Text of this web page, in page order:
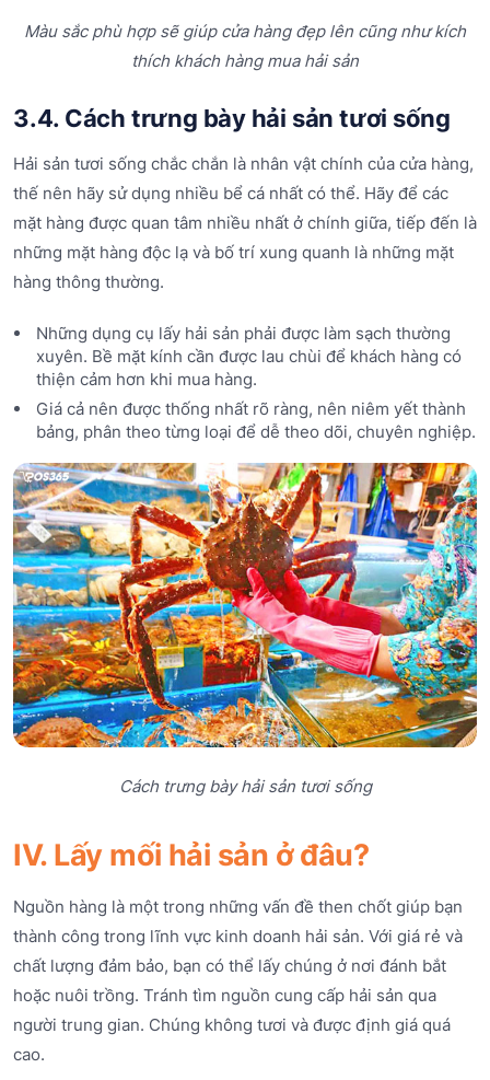
Màu sắc phù hợp sẽ giúp cửa hàng đẹp lên cũng như kích
thích khách hàng mua hải sản
3.4. Cách trưng bày hải sản tươi sống
Hải sản tươi sống chắc chắn là nhân vật chính của cửa hàng,
thế nên hãy sử dụng nhiều bể cá nhất có thể. Hãy để các
mặt hàng được quan tâm nhiều nhất ở chính giữa, tiếp đến là
những mặt hàng độc lạ và bố trí xung quanh là những mặt
hàng thông thường.
Những dụng cụ lấy hải sản phải được làm sạch thường
xuyên. Bề mặt kính cần được lau chùi để khách hàng có
thiện cảm hơn khi mua hàng.
Giá cả nên được thống nhất rõ ràng, nên niêm yết thành
bảng, phân theo từng loại để dễ theo dõi, chuyên nghiệp.
Cách trưng bày hải sản tươi sống
IV. Lấy mối hải sản ở đâu?
Nguồn hàng là một trong những vấn đề then chốt giúp bạn
thành công trong lĩnh vực kinh doanh hải sản. Với giá rẻ và
chất lượng đảm bảo, bạn có thể lấy chúng ở nơi đánh bắt
hoặc nuôi trồng. Tránh tìm nguồn cung cấp hải sản qua
người trung gian. Chúng không tươi và được định giá quá
cao.